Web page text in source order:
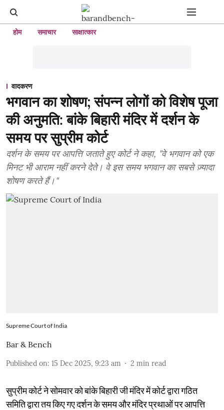
होम समाचार साक्षात्कार
वादकरण
भगवान का शोषण; संपन्न लोगों को विशेष पूजा
की अनुमति: बांके बिहारी मंदिर में दर्शन के
समय पर सुप्रीम कोर्ट
दर्शन के समय पर आपत्ति जताते हुए कोर्ट ने कहा, "वे भगवान को एक
मिनट भी आराम नहीं करने देते। वे इस समय भगवान का सबसे ज़्यादा
शोषण करते हैं।"
Supreme Court of India
Bar & Bench
Published on: 15 Dec 2025, 9:23 am 2 min read
सुप्रीम कोर्ट ने सोमवार को बांके बिहारी जी मंदिर में कोर्ट द्वारा गठित
समिति द्वारा तय किए गए दर्शन के समय और मंदिर प्रथाओं पर आपत्ति